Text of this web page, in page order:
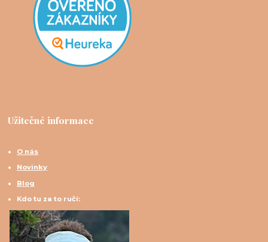
Užitečné informace
O nás
Novinky
Blog
Kdo tu za to ručí: